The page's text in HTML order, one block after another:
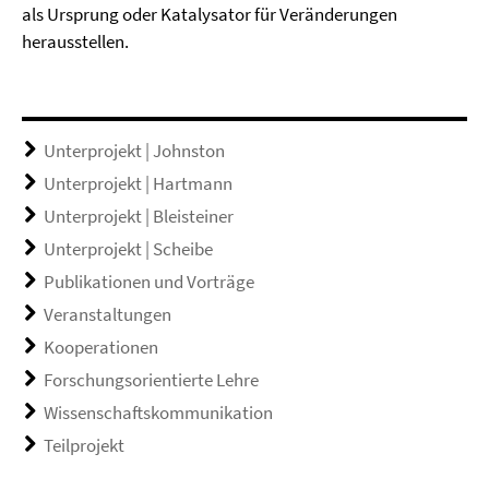
als Ursprung oder Katalysator für Veränderungen
herausstellen.
Unterprojekt | Johnston
Unterprojekt | Hartmann
Unterprojekt | Bleisteiner
Unterprojekt | Scheibe
Publikationen und Vorträge
Veranstaltungen
Kooperationen
Forschungsorientierte Lehre
Wissenschaftskommunikation
Teilprojekt